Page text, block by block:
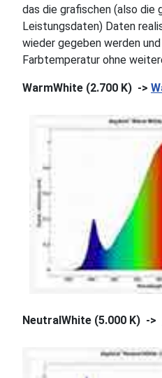
das die grafischen (also die
Leistungsdaten) Daten
wieder gegeben werden
Farbtemperatur ohne
WarmWhite (2.700 K) ->
NeutralWhite (5.000 K) ->